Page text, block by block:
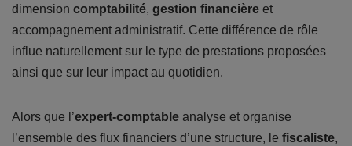
dimension comptabilité, gestion financière et
accompagnement administratif. Cette différence de rôle
influe naturellement sur le type de prestations proposées
ainsi que sur leur impact au quotidien.
Alors que l’expert-comptable analyse et organise
l’ensemble des flux financiers d’une structure, le fiscaliste,